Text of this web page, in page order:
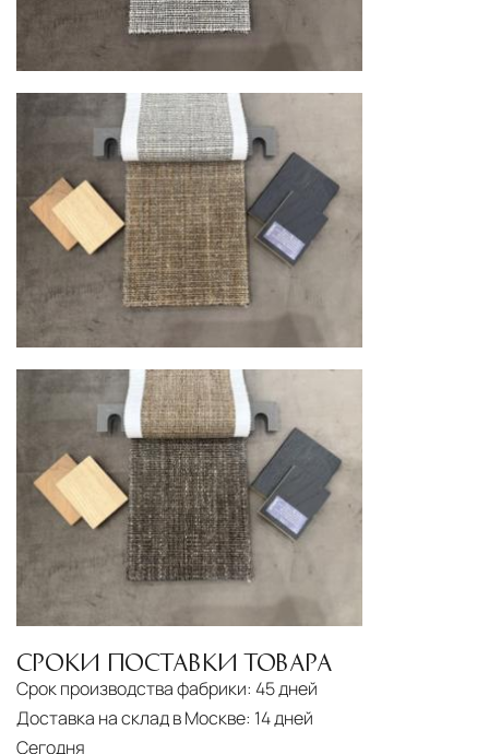
механических повреждений на всех этапах
маршрута.
Страхование грузаВсе международные
поставки застрахованы в соответствии с
международными стандартами. Клиенты могут
выбрать дополнительное страхование для
критичных партий товара.
СРОКИ ПОСТАВКИ ТОВАРА
Срок производства фабрики: 45 дней
Доставка на склад в Москве: 14 дней
Сегодня